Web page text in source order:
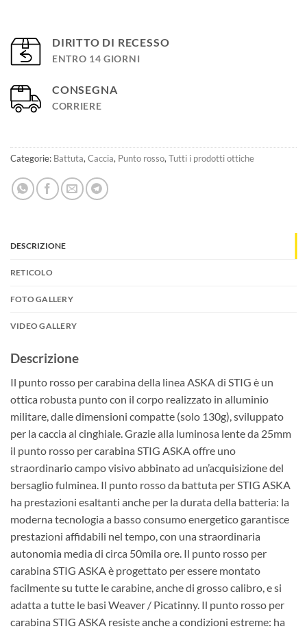
DIRITTO DI RECESSO
ENTRO 14 GIORNI
CONSEGNA
CORRIERE
Categorie: Battuta,Caccia, Punto rosso,Tutti i prodotti ottiche
DESCRIZIONE
RETICOLO
FOTO GALLERY
VIDEO GALLERY
Descrizione
Il punto rosso per carabina della linea ASKA di STIG è un
ottica robusta punto con il corpo realizzato in alluminio
militare, dalle dimensioni compatte (solo 130g), sviluppato
per la caccia al cinghiale. Grazie alla luminosa lente da 25mm
il punto rosso per carabina STIG ASKA offre uno
straordinario campo visivo abbinato ad un’acquisizione del
bersaglio fulminea. Il punto rosso da battuta per STIG ASKA
ha prestazioni esaltanti anche per la durata della batteria: la
moderna tecnologia a basso consumo energetico garantisce
prestazioni affidabili nel tempo, con una straordinaria
autonomia media di circa 50mila ore. Il punto rosso per
carabina STIG ASKA è progettato per essere montato
facilmente su tutte le carabine, anche di grosso calibro, e si
adatta a tutte le basi Weaver / Picatinny. Il punto rosso per
carabina STIG ASKA resiste anche a condizioni estreme: ha